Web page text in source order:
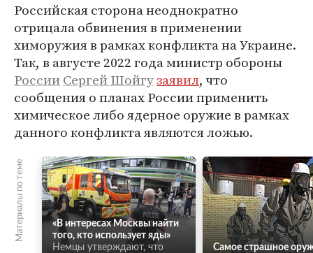
Российская сторона неоднократно
отрицала обвинения в применении
химоружия в рамках конфликта на Украине.
Так, в августе 2022 года министр обороны
РоссииСергей Шойгузаявил, что
сообщения о планах России применить
химическое либо ядерное оружие в рамках
данного конфликта являются ложью.
Материалы по теме
«В интересах Москвы найти
того, кто использует яды»
Немцы утверждают, что
Самое страшное